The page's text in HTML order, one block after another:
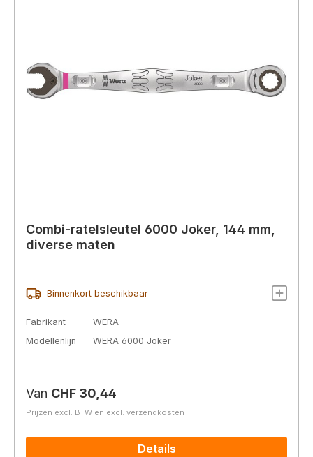
Combi-ratelsleutel 6000 Joker, 144 mm,
diverse maten
Binnenkort beschikbaar
Fabrikant
WERA
Modellenlijn
WERA 6000 Joker
Normale prijs:
Van CHF 30,44
Prijzen excl. BTW en excl. verzendkosten
Details